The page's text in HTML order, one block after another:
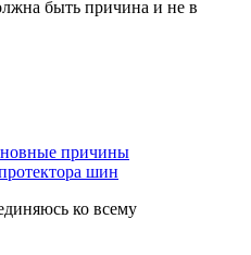
быть причина и не в
причины
шин
ко всему